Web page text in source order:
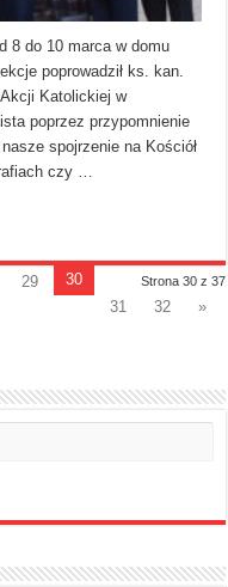
8 do 10 marca w domu
poprowadził ks. kan.
Katolickiej w
poprzez przypomnienie
spojrzenie na Kościół
czy …
Strona 30 z 37
29
30
31
32
»